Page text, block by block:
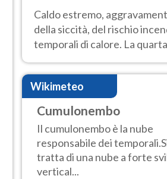
ai 40 gradi
Caldo estremo,
della siccità, del rischio
temporali di calore. La quarta
intensa ondata di calore non
tregua e durerà fino
Wikimeteo
Cumulonembo
Il cumulonembo è la nube
responsabile dei
tratta di una nube a forte
vertical...